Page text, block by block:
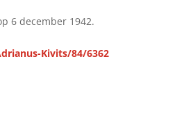
6 december 1942.
Kivits/84/6362